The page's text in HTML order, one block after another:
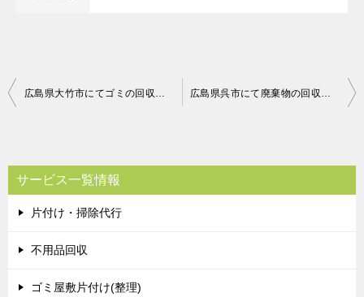
投
ビ
ゲ
ー
シ
広島県大竹市にてゴミの回収処理 お客様の声 広島県呉市にて廃棄物の回収処理 お客様の声
サービス一覧情報
片付け・掃除代行
不用品回収
ゴミ屋敷片付け(整理)